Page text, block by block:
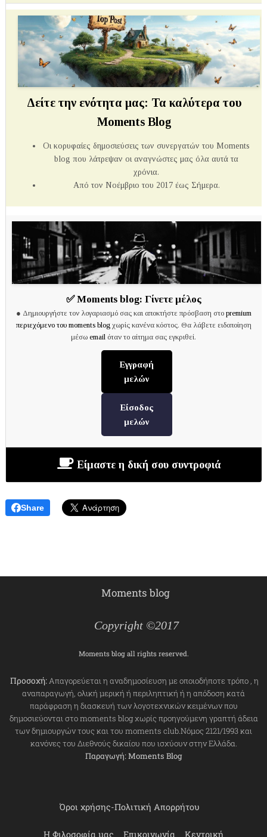
Δείτε την ενότητα μας: Τα καλύτερα του
Moments Blog
Οι κορυφαίες δημοσιεύσεις των συνεργατών του Μoments
blog που λάτρεψαν οι αναγνώστες μας όλα αυτά τα
χρόνια.
Από τον Νοέμβριο του 2017 έως Σήμερα.
✅Moments blog: Γίνετε μέλος
● Δημιουργήστε τον λογαριασμό σας και αποκτήστε πρόσβαση στοpremium
περιεχόμενο του moments blogχωρίς κανένα κόστος. Θα λάβετε ειδοποίηση
μέσωemail όταν το αίτημα σας εγκριθεί.
Εγγραφή
μελών
Είσοδος
μελών
Είμαστε η δική σου συντροφιά
Share
Moments blog
Copyright ©2017
Moments blog all rights reserved.
Προσοχή:Απαγορεύεται η αναδημοσίευση με οποιοδήποτε τρόπο , η
αναπαραγωγή, ολική μερική ή περιληπτική ή η απόδοση κατά
παράφραση η διασκευή των λογοτεχνικών κειμένων που
δημοσιεύονται στο moments blog χωρίς προηγούμενη γραπτή άδεια
των δημιουργών τους και του moments club.Νόμος 2121/1993 και
κανόνες του Διεθνούς δικαίου που ισχύουν στην Ελλάδα.
Παραγωγή: Moments Blog
Όροι χρήσης-Πολιτική Απορρήτου
Η Φιλοσοφία μας Επικοινωνία Κεντρική